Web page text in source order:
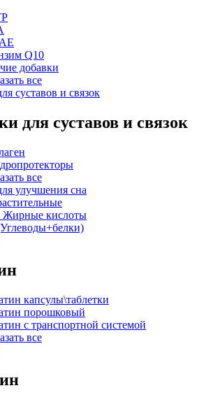
Q10
добавки
все
суставов и связок
для суставов и связок
все
улучшения сна
Жирные кислоты
капсулы\таблетки
порошковый
с транспортной системой
все